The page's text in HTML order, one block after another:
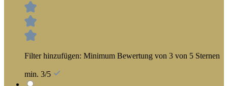
Filter hinzufügen: Minimum Bewertung von 3 von 5 Sternen
min. 3/5